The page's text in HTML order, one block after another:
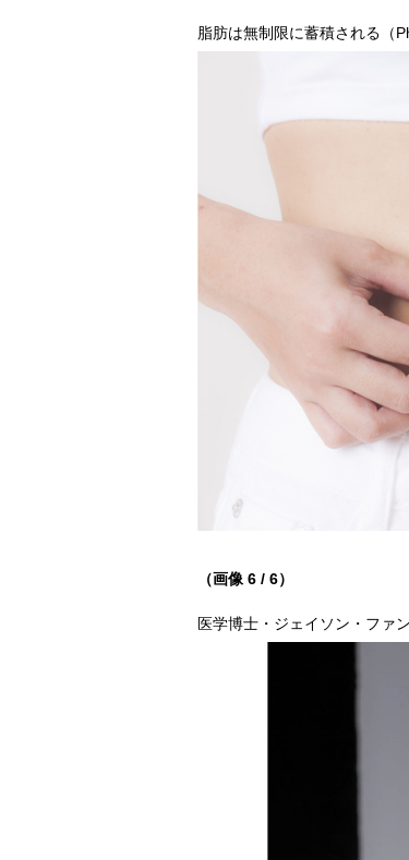
脂肪は無制限に蓄積される（
（画像 6 / 6）
医学博士・ジェイソン・ファ